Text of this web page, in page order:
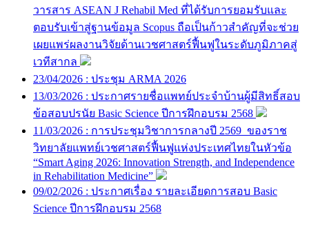
วารสาร ASEAN J Rehabil Med ที่ได้รับการยอมรับและ
ตอบรับเข้าสู่ฐานข้อมูล Scopus ถือเป็นก้าวสำคัญที่จะช่วย
เผยแพร่ผลงานวิจัยด้านเวชศาสตร์ฟื้นฟูในระดับภูมิภาคสู่
เวทีสากล
23/04/2026 : ประชุม ARMA 2026
13/03/2026 : ประกาศรายชื่อแพทย์ประจำบ้านผู้มีสิทธิ์สอบ
ข้อสอบปรนัย Basic Science ปีการฝึกอบรม 2568
11/03/2026 : การประชุมวิชาการกลางปี 2569 ของราช
วิทยาลัยแพทย์เวชศาสตร์ฟื้นฟูแห่งประเทศไทยในหัวข้อ
“Smart Aging 2026: Innovation Strength, and Independence
in Rehabilitation Medicine”
09/02/2026 : ประกาศเรื่อง รายละเอียดการสอบ Basic
Science ปีการฝึกอบรม 2568